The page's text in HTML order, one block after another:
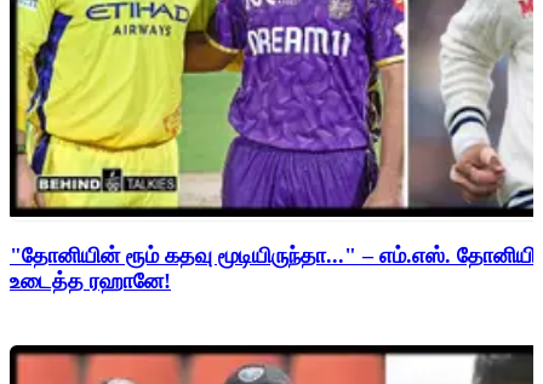
"தோனியின் ரூம் கதவு மூடியிருந்தா..." – எம்.எஸ்.
உடைத்த ரஹானே!